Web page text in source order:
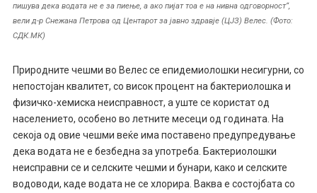
пишува дека водата не е за пиење, а ако пијат тоа е на нивна одговорност“,
вели д-р Снежана Петрова од Центарот за јавно здравје (ЦЈЗ) Велес. (Фото:
СДК.МК)
Природните чешми во Велес се епидемиолошки несигурни, со
непостојан квалитет, со висок процент на бактериолошка и
физичко-хемиска неисправност, а уште се користат од
населението, особено во летните месеци од годината. На
секоја од овие чешми веќе има поставено предупредување
дека водата не е безбедна за употреба. Бактериолошки
неисправни се и селските чешми и бунари, како и селските
водоводи, каде водата не се хлорира. Ваква е состојбата со